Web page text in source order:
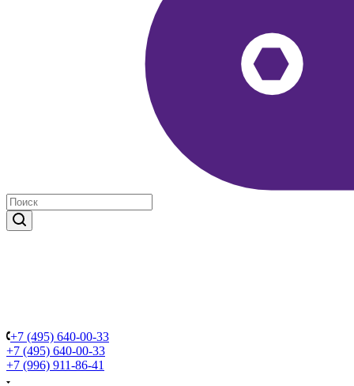
+7 (495) 640-00-33
+7 (495) 640-00-33
+7 (996) 911-86-41